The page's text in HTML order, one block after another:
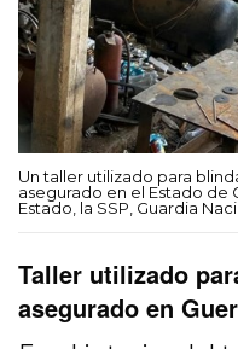
Un taller utilizado para
asegurado en el Estado de
Estado, la SSP, Guardia
Taller utilizado
asegurado en